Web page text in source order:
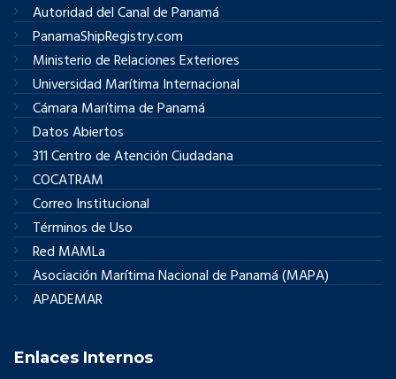
Autoridad del Canal de Panamá
PanamaShipRegistry.com
Ministerio de Relaciones Exteriores
Universidad Marítima Internacional
Cámara Marítima de Panamá
Datos Abiertos
311 Centro de Atención Ciudadana
COCATRAM
Correo Institucional
Términos de Uso
Red MAMLa
Asociación Marítima Nacional de Panamá (MAPA)
APADEMAR
Enlaces Internos